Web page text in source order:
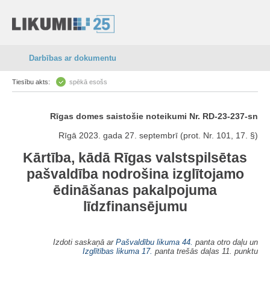
Darbības ar dokumentu
Tiesību akts: spēkā esošs
Rīgas domes saistošie noteikumi Nr. RD-23-237-sn
Rīgā 2023. gada 27. septembrī (prot. Nr. 101, 17. §)
Kārtība, kādā Rīgas valstspilsētas
pašvaldība nodrošina izglītojamo
ēdināšanas pakalpojuma
līdzfinansējumu
Izdoti saskaņā ar Pašvaldību likuma 44. panta otro daļu un
Izglītības likuma 17. panta trešās daļas 11. punktu